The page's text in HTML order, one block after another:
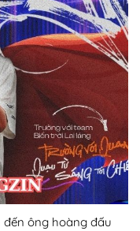
đến ông hoàng đấu